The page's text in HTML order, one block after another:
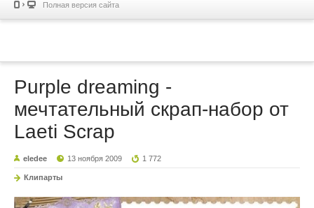
Полная версия сайта
Purple dreaming -
мечтательный скрап-набор от
Laeti Scrap
eledee 13 ноября 2009 1 772
Клипарты